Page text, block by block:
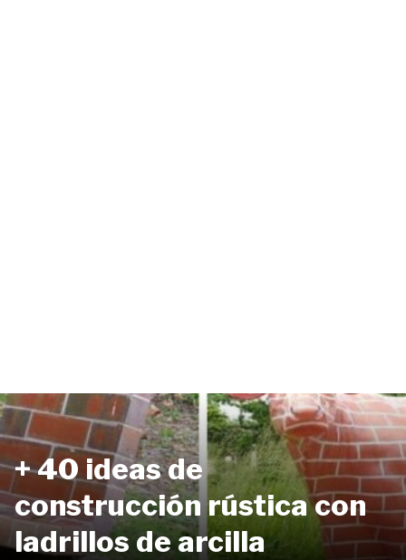
+ 40 ideas de
construcción rústica con
ladrillos de arcilla